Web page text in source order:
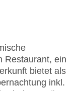
Restaurant, ein
bietet als
inkl.